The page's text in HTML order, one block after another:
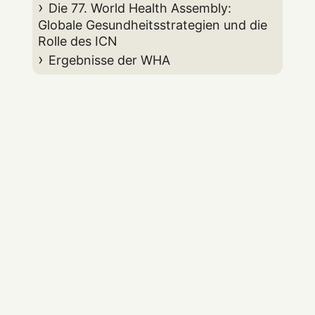
Die 77. World Health Assembly:
Globale Gesundheitsstrategien und die
Rolle des ICN
Ergebnisse der WHA